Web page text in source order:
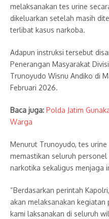
melaksanakan tes urine
dikeluarkan setelah masih
terlibat kasus narkoba.
Adapun instruksi tersebut
Penerangan Masyarakat
Trunoyudo Wisnu Andiko di
Februari 2026.
Baca juga: Polda Jatim
Warga
Menurut Trunoyudo, tes
memastikan seluruh
narkotika sekaligus menjaga
“Berdasarkan perintah
akan melaksanakan kegiatan
kami laksanakan di seluruh